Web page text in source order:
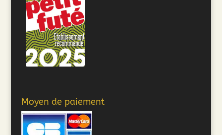
Moyen de paiement